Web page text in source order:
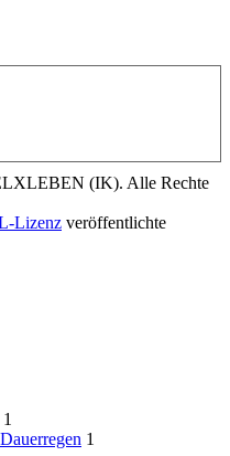
(IK). Alle Rechte
Lizenz veröffentlichte
1
1